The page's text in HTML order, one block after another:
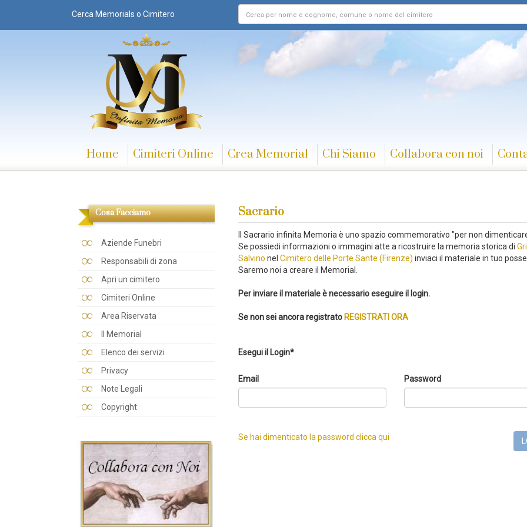
Cerca Memorials o Cimitero
Home Cimiteri Online Crea Memorial Chi Siamo Collabora con noi
Cosa Facciamo
Aziende Funebri
Responsabili di zona
Apri un cimitero
Cimiteri Online
Area Riservata
Il Memorial
Elenco dei servizi
Privacy
Note Legali
Copyright
Sacrario
Il Sacrario infinita Memoria è uno spazio commemorativo "per non
Se possiedi informazioni o immagini atte a ricostruire la memoria storica di
Salvino nel Cimitero delle Porte Sante (Firenze) inviaci il materiale in tuo
Saremo noi a creare il Memorial.
Per inviare il materiale è necessario eseguire il login.
Se non sei ancora registrato REGISTRATI ORA
Esegui il Login*
Email Password
Se hai dimenticato la password clicca qui